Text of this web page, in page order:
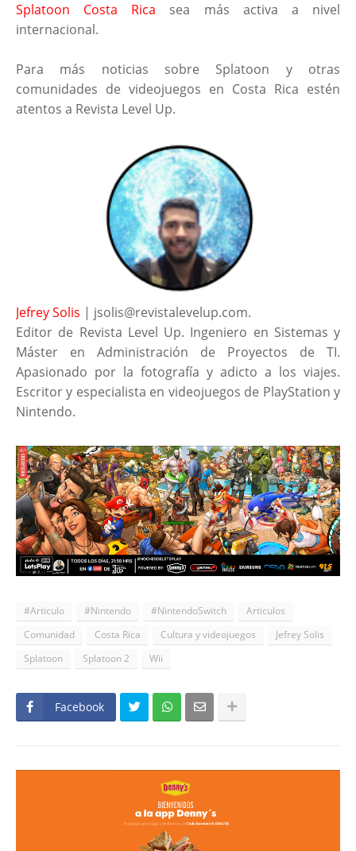
Splatoon Costa Rica sea más activa a nivel
internacional.
Para más noticias sobre Splatoon y otras
comunidades de videojuegos en Costa Rica estén
atentos a Revista Level Up.
Jefrey Solis | jsolis@revistalevelup.com.
Editor de Revista Level Up. Ingeniero en Sistemas y
Máster en Administración de Proyectos de TI.
Apasionado por la fotografía y adicto a los viajes.
Escritor y especialista en videojuegos de PlayStation y
Nintendo.
#Articulo #Nintendo #NintendoSwitch
Articulos
Comunidad
Costa Rica Cultura y videojuegos
Jefrey Solis
Splatoon
Splatoon 2 Wii
Facebook